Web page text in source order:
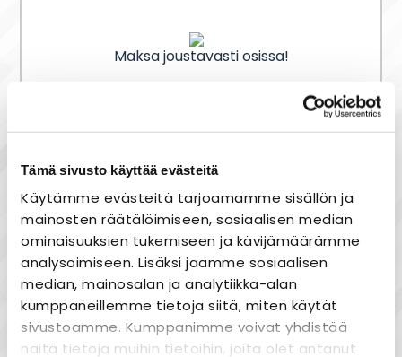
Tämä sivusto käyttää evästeitä
Käytämme evästeitä tarjoamamme sisällön ja
mainosten räätälöimiseen, sosiaalisen median
ominaisuuksien tukemiseen ja kävijämäärämme
analysoimiseen. Lisäksi jaamme sosiaalisen
median, mainosalan ja analytiikka-alan
kumppaneillemme tietoja siitä, miten käytät
sivustoamme. Kumppanimme voivat yhdistää
näitä tietoja muihin tietoihin, joita olet antanut
Maksa joustavasti osissa!
Heti varastosta
Joustavat maksutavat
Tuotekuvaus
Tämä kätevästi liikuteltava öljylämmitin on